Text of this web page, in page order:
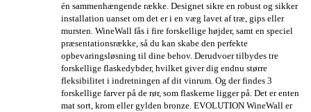
én sammenhængende række. Designet sikre en robust og sikker
installation uanset om det er i en væg lavet af træ, gips eller
mursten. WineWall fås i fire forskellige højder, samt en speciel
præsentationsrække, så du kan skabe den perfekte
opbevaringsløsning til dine behov. Derudvoer tilbydes tre
forskellige flaskedybder, hvilket giver dig endnu større
fleksibilitet i indretningen af dit vinrum. Og der findes 3
forskellige farver på de rør, som flaskerne ligger på. Det er enten
mat sort, krom eller gylden bronze. EVOLUTION WineWall er